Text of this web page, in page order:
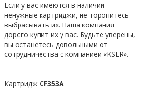
Если у вас имеются в наличии
ненужные картриджи, не торопитесь
выбрасывать их. Наша компания
дорого купит их у вас. Будьте уверены,
вы останетесь довольными от
сотрудничества с компанией «KSER».
Картридж CF353A